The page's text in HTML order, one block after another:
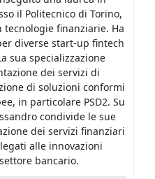
il Politecnico di Torino,
tecnologie finanziarie. Ha
diverse start-up fintech
sua specializzazione
dei servizi di
di soluzioni conformi
in particolare PSD2. Su
condivide le sue
dei servizi finanziari
alle innovazioni
bancario.